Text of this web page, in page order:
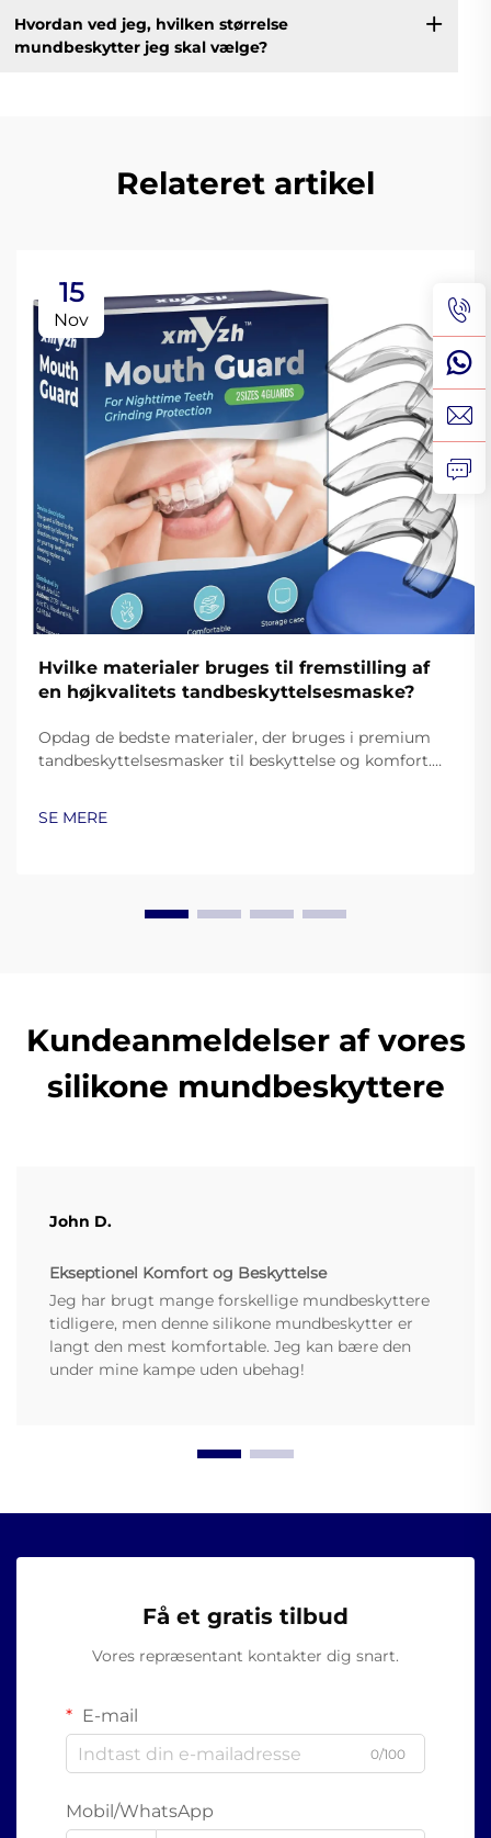
Hvordan ved jeg, hvilken størrelse
mundbeskytter jeg skal vælge?
Relateret artikel
15
Nov
Hvilke materialer bruges til fremstilling af
en højkvalitets tandbeskyttelsesmaske?
Opdag de bedste materialer, der bruges i premium
tandbeskyttelsesmasker til beskyttelse og komfort.
SE MERE
Kundeanmeldelser af vores
silikone mundbeskyttere
John D.
Ekseptionel Komfort og Beskyttelse
Jeg har brugt mange forskellige mundbeskyttere
tidligere, men denne silikone mundbeskytter er
langt den mest komfortable. Jeg kan bære den
under mine kampe uden ubehag!
Få et gratis tilbud
Vores repræsentant kontakter dig snart.
E-mail
0/100
Mobil/WhatsApp